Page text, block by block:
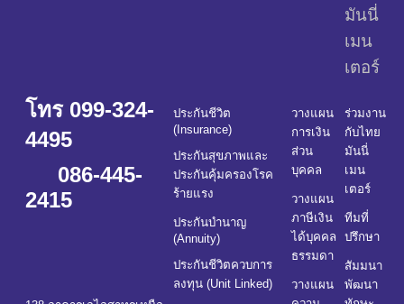
มันนี่
เมน
เตอร์
โทร 099-324-
4495
086-445-
2415
ประกันชีวิต
(Insurance)
ประกันสุขภาพและ
ประกันคุ้มครองโรค
ร้ายแรง
ประกันบำนาญ
(Annuity)
ประกันชีวิตควบการ
ลงทุน (Unit Linked)
วางแผน
การเงิน
ส่วน
บุคคล
วางแผน
ภาษีเงิน
ได้บุคคล
ธรรมดา
วางแผน
ร่วมงาน
กับไทย
มันนี่
เมน
เตอร์
ทีมที่
ปรึกษา
สัมมนา
พัฒนา